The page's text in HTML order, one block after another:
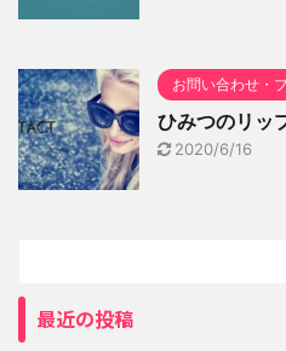
お問い合わせ・
ひみつのリッ
2020/6/16
最近の投稿